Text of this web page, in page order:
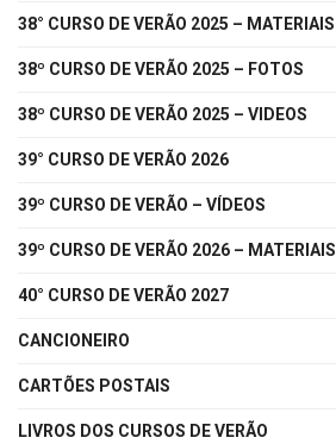
38° CURSO DE VERÃO 2025 – MATERIAIS
38º CURSO DE VERÃO 2025 – FOTOS
38º CURSO DE VERÃO 2025 – VIDEOS
39° CURSO DE VERÃO 2026
39º CURSO DE VERÃO – VÍDEOS
39º CURSO DE VERÃO 2026 – MATERIAIS
40° CURSO DE VERÃO 2027
CANCIONEIRO
CARTÕES POSTAIS
LIVROS DOS CURSOS DE VERÃO